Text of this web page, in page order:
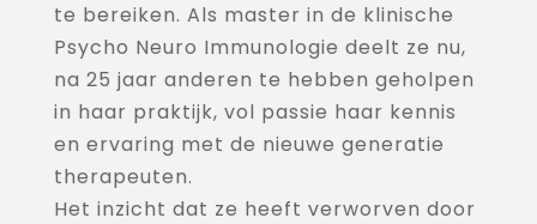
te bereiken. Als master in de klinische
Psycho Neuro Immunologie deelt ze nu,
na 25 jaar anderen te hebben geholpen
in haar praktijk, vol passie haar kennis
en ervaring met de nieuwe generatie
therapeuten.
Het inzicht dat ze heeft verworven door